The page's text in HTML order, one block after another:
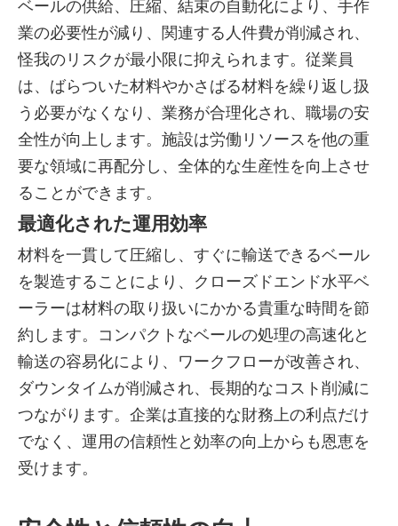
ベールの供給、圧縮、結束の自動化により、手作
業の必要性が減り、関連する人件費が削減され、
怪我のリスクが最小限に抑えられます。従業員
は、ばらついた材料やかさばる材料を繰り返し扱
う必要がなくなり、業務が合理化され、職場の安
全性が向上します。施設は労働リソースを他の重
要な領域に再配分し、全体的な生産性を向上させ
ることができます。
最適化された運用効率
材料を一貫して圧縮し、すぐに輸送できるベール
を製造することにより、クローズドエンド水平ベ
ーラーは材料の取り扱いにかかる貴重な時間を節
約します。コンパクトなベールの処理の高速化と
輸送の容易化により、ワークフローが改善され、
ダウンタイムが削減され、長期的なコスト削減に
つながります。企業は直接的な財務上の利点だけ
でなく、運用の信頼性と効率の向上からも恩恵を
受けます。